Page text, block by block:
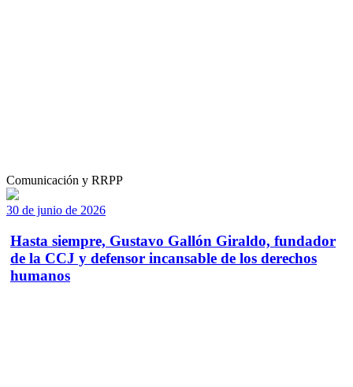
Comunicación y RRPP
30 de junio de 2026
Hasta siempre, Gustavo Gallón Giraldo, fundador
de la CCJ y defensor incansable de los derechos
humanos